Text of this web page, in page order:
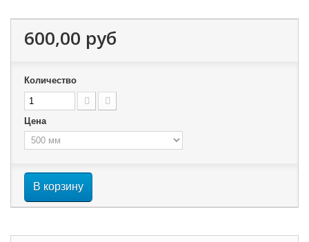
600,00 руб
Количество
Цена
В корзину